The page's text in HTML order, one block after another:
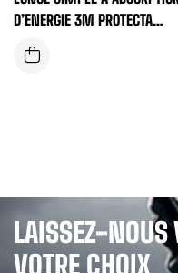
D’ENERGIE 3M PROTECTA
SANGLE ELASTIQUE
LAISSEZ-NOUS
VOTRE CHOIX